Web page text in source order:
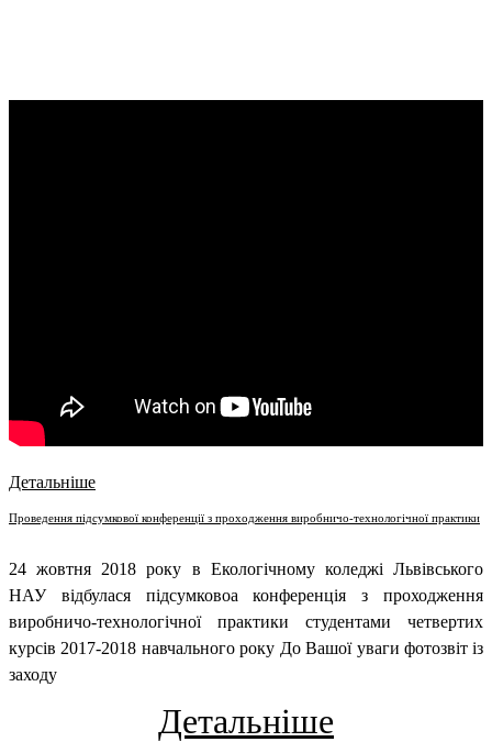
Детальніше
Проведення підсумкової конференції з проходження виробничо-технологічної практики
24 жовтня 2018 року в Екологічному коледжі Львівського
НАУ відбулася підсумковоа конференція з проходження
виробничо-технологічної практики студентами четвертих
курсів 2017-2018 навчального року До Вашої уваги фотозвіт із
заходу
Детальніше